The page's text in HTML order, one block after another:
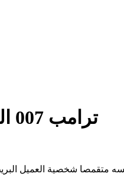
ترامب 007 الرئيس الأميركي يشبه نفسه بجيمس بوند
متقمصا شخصية العميل